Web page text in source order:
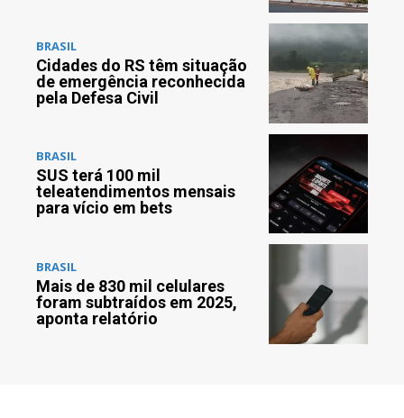
BRASIL
Cidades do RS têm situação
de emergência reconhecida
pela Defesa Civil
BRASIL
SUS terá 100 mil
teleatendimentos mensais
para vício em bets
BRASIL
Mais de 830 mil celulares
foram subtraídos em 2025,
aponta relatório